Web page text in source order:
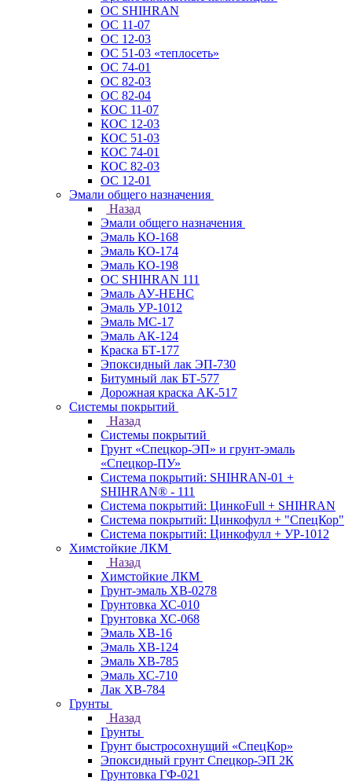
ОС SHIHRAN
ОС 11-07
ОС 12-03
ОС 51-03 «теплосеть»
ОС 74-01
ОС 82-03
ОС 82-04
КОС 11-07
КОС 12-03
КОС 51-03
КОС 74-01
КОС 82-03
ОС 12-01
Эмали общего назначения
Назад
Эмали общего назначения
Эмаль КО-168
Эмаль КО-174
Эмаль КО-198
ОС SHIHRAN 111
Эмаль АУ-НЕНС
Эмаль УР-1012
Эмаль МС-17
Эмаль АК-124
Краска БТ-177
Эпоксидный лак ЭП-730
Битумный лак БТ-577
Дорожная краска АК-517
Системы покрытий
Назад
Системы покрытий
Грунт «Спецкор-ЭП» и грунт-эмаль
«Спецкор-ПУ»
Система покрытий: SHIHRAN-01 +
SHIHRAN® - 111
Система покрытий: ЦинкоFull + SHIHRAN
Система покрытий: Цинкофулл + "СпецКор"
Система покрытий: Цинкофулл + УР-1012
Химстойкие ЛКМ
Назад
Химстойкие ЛКМ
Грунт-эмаль ХВ-0278
Грунтовка ХС-010
Грунтовка ХС-068
Эмаль ХВ-16
Эмаль ХВ-124
Эмаль ХВ-785
Эмаль ХС-710
Лак ХВ-784
Грунты
Назад
Грунты
Грунт быстросохнущий «СпецКор»
Эпоксидный грунт Спецкор-ЭП 2К
Грунтовка ГФ-021